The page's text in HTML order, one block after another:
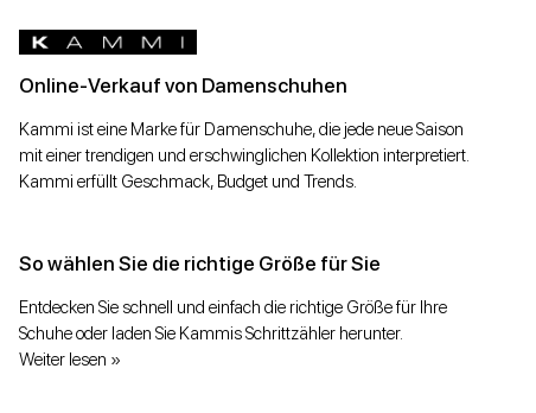
Online-Verkauf von Damenschuhen
Kammi ist eine Marke für Damenschuhe, die jede neue Saison
mit einer trendigen und erschwinglichen Kollektion interpretiert.
Kammi erfüllt Geschmack, Budget und Trends.
So wählen Sie die richtige Größe für Sie
Entdecken Sie schnell und einfach die richtige Größe für Ihre
Schuhe oder laden Sie Kammis Schrittzähler herunter.
Weiter lesen »